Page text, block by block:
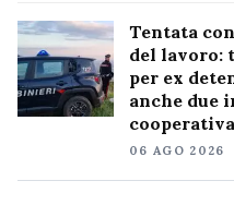
Tentata
del lavoro:
per ex
anche due
06 AGO 2026